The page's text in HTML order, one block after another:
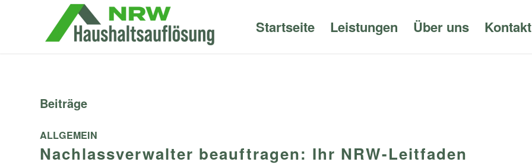
Startseite Leistungen Über uns Kontakt
Beiträge
ALLGEMEIN
Nachlassverwalter beauftragen: Ihr NRW-Leitfaden